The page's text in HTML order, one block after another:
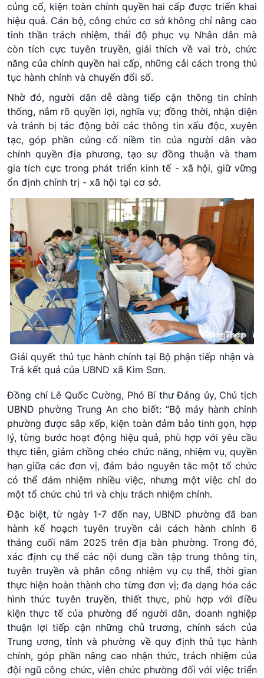
củng cố, kiện toàn chính quyền hai cấp được triển khai
hiệu quả. Cán bộ, công chức cơ sở không chỉ nâng cao
tinh thần trách nhiệm, thái độ phục vụ Nhân dân mà
còn tích cực tuyên truyền, giải thích về vai trò, chức
năng của chính quyền hai cấp, những cải cách trong thủ
tục hành chính và chuyển đổi số.
Nhờ đó, người dân dễ dàng tiếp cận thông tin chính
thống, nắm rõ quyền lợi, nghĩa vụ; đồng thời, nhận diện
và tránh bị tác động bởi các thông tin xấu độc, xuyên
tạc, góp phần củng cố niềm tin của người dân vào
chính quyền địa phương, tạo sự đồng thuận và tham
gia tích cực trong phát triển kinh tế - xã hội, giữ vững
ổn định chính trị - xã hội tại cơ sở.
Giải quyết thủ tục hành chính tại Bộ phận tiếp nhận và
Trả kết quả của UBND xã Kim Sơn.
Đồng chí Lê Quốc Cường, Phó Bí thư Đảng ủy, Chủ tịch
UBND phường Trung An cho biết: “Bộ máy hành chính
phường được sắp xếp, kiện toàn đảm bảo tinh gọn, hợp
lý, từng bước hoạt động hiệu quả, phù hợp với yêu cầu
thực tiễn, giảm chồng chéo chức năng, nhiệm vụ, quyền
hạn giữa các đơn vị, đảm bảo nguyên tắc một tổ chức
có thể đảm nhiệm nhiều việc, nhưng một việc chỉ do
một tổ chức chủ trì và chịu trách nhiệm chính.
Đặc biệt, từ ngày 1-7 đến nay, UBND phường đã ban
hành kế hoạch tuyên truyền cải cách hành chính 6
tháng cuối năm 2025 trên địa bàn phường. Trong đó,
xác định cụ thể các nội dung cần tập trung thông tin,
tuyên truyền và phân công nhiệm vụ cụ thể, thời gian
thực hiện hoàn thành cho từng đơn vị; đa dạng hóa các
hình thức tuyên truyền, thiết thực, phù hợp với điều
kiện thực tế của phường để người dân, doanh nghiệp
thuận lợi tiếp cận những chủ trương, chính sách của
Trung ương, tỉnh và phường về quy định thủ tục hành
chính, góp phần nâng cao nhận thức, trách nhiệm của
đội ngũ công chức, viên chức phường đối với việc triển